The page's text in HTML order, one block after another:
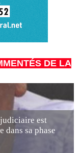
DE LA
est
dans sa phase